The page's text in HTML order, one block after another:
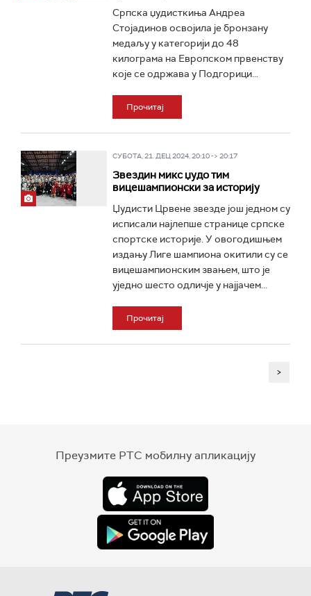
Српска џудисткиња Андреа
Стојадинов освојила је бронзану
медаљу у категорији до 48
килограма на Европском првенству
које се одржава у Подгорици...
Прочитај
СУБОТА, 21. ДЕЦ 2024, 20:10 -> 20:17
Звездин микс џудо тим
вицешампионски за историју
Џудисти Црвене звезде још једном су
исписали најлепше странице српске
спортске историје. У овогодишњем
издању Лиге шампиона окитили су се
вицешампионским звањем, што је
уједно шесто одличје у најјачем...
Прочитај
>
Преузмите РТС мобилну апликацију